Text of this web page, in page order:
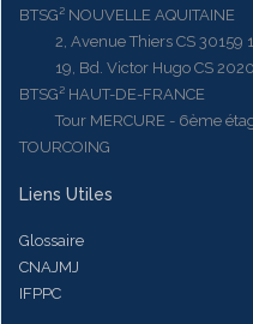
BTSG² NOUVELLE AQUITAINE
2, Avenue Thiers CS 30159
19, Bd. Victor Hugo CS
BTSG² HAUT-DE-FRANCE
Tour MERCURE - 6ème
TOURCOING
Liens Utiles
Glossaire
CNAJMJ
IFPPC